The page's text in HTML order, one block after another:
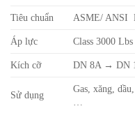
Tiêu chuẩn ASME/ ANSI
Áp lực Class 3000
Kích cỡ DN 8A → DN
Sử dụng
Gas, xăng,